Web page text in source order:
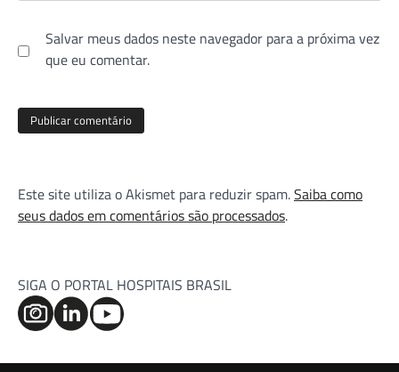
Salvar meus dados neste navegador para a próxima vez
que eu comentar.
Este site utiliza o Akismet para reduzir spam.Saiba como
seus dados em comentários são processados.
SIGA O PORTAL HOSPITAIS BRASIL